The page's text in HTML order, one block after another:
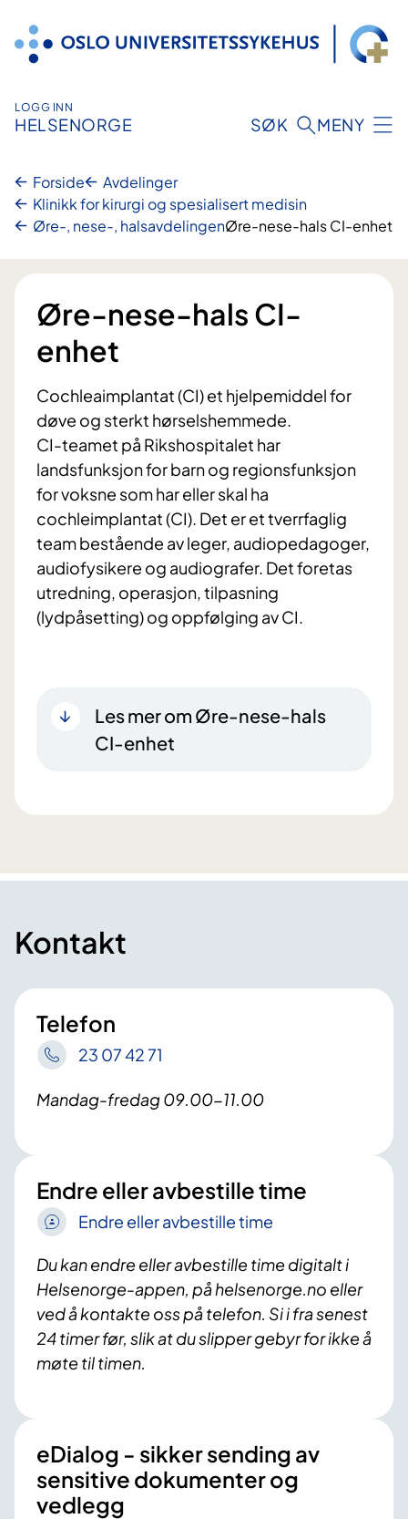
innhold
LOGG INN
HELSENORGE SØK MENY
Forside
Avdelinger
Klinikk for kirurgi og spesialisert medisin
Øre-, nese-, halsavdelingenØre-nese-hals CI-enhet
Øre-nese-hals CI-
enhet
Cochleaimplantat (CI) et hjelpemiddel for
døve og sterkt hørselshemmede.
CI-teamet på Rikshospitalet har
landsfunksjon for barn og regionsfunksjon
for voksne som har eller skal ha
cochleimplantat (CI). Det er et tverrfaglig
team bestående av leger, audiopedagoger,
audiofysikere og audiografer. Det foretas
utredning, operasjon, tilpasning
(lydpåsetting) og oppfølging av CI.
Les mer om Øre-nese-hals
CI-enhet
Kontakt
Telefon
23 07 42 71
Mandag-fredag 09.00-11.00
Endre eller avbestille time
Endre eller avbestille time
Du kan endre eller avbestille time digitalt i
Helsenorge-appen, på helsenorge.no eller
ved å kontakte oss på telefon. Si i fra senest
24 timer før, slik at du slipper gebyr for ikke å
møte til timen.
eDialog - sikker sending av
sensitive dokumenter og
vedlegg